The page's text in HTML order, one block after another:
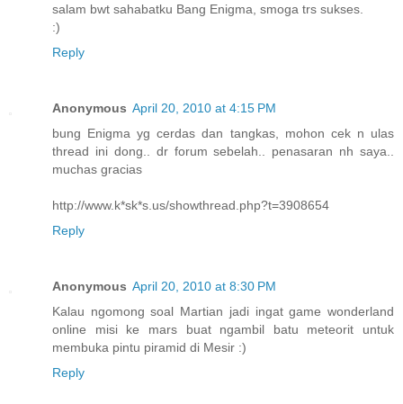
salam bwt sahabatku Bang Enigma, smoga trs sukses.
:)
Reply
Anonymous April 20, 2010 at 4:15 PM
bung Enigma yg cerdas dan tangkas, mohon cek n ulas
thread ini dong.. dr forum sebelah.. penasaran nh saya..
muchas gracias
http://www.k*sk*s.us/showthread.php?t=3908654
Reply
Anonymous April 20, 2010 at 8:30 PM
Kalau ngomong soal Martian jadi ingat game wonderland
online misi ke mars buat ngambil batu meteorit untuk
membuka pintu piramid di Mesir :)
Reply